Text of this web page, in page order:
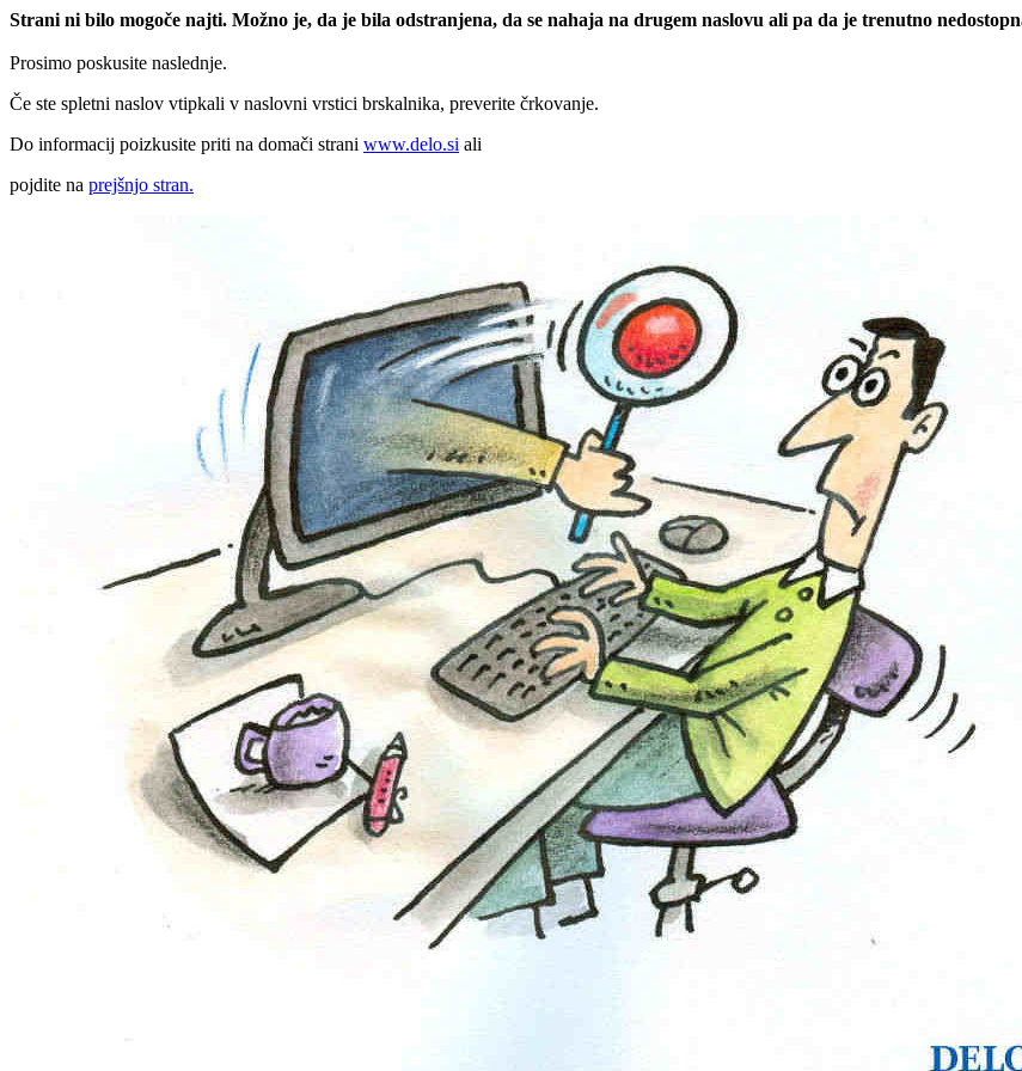
Strani ni bilo mogoče najti. Možno je, da je bila odstranjena, da se nahaja na drugem naslovu ali pa da je trenutno
Prosimo poskusite naslednje.
Če ste spletni naslov vtipkali v naslovni vrstici brskalnika, preverite črkovanje.
Do informacij poizkusite priti na domači strani www.delo.si ali
pojdite na prejšnjo stran.